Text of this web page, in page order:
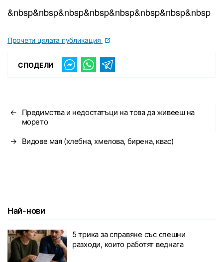
&nbsp&nbsp&nbsp&nbsp&nbsp&nbsp&nbsp&nbsp
Прочети цялата публикация
СПОДЕЛИ
←
Предимства и недостатъци на това да живееш на
морето
→ Видове мая (хлебна, хмелова, бирена, квас)
Най-нови
5 трика за справяне със спешни
разходи, които работят веднага